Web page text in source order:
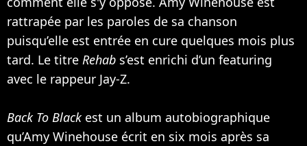
rattrapée par les paroles de sa chanson
puisqu’elle est entrée en cure quelques mois plus
tard. Le titre Rehab s’est enrichi d’un featuring
avec le rappeur Jay-Z.
Back To Black est un album autobiographique
qu’Amy Winehouse écrit en six mois après sa